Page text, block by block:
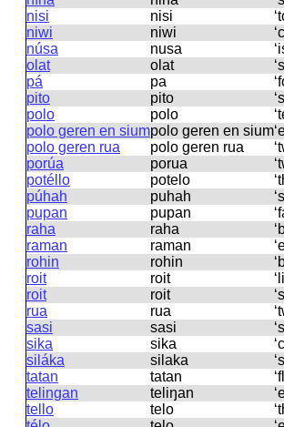
nisi
nisi
niwi
niwi
núsa
nusa
olat
olat
pá
pa
pito
pito
polo
polo
polo geren en siumpolo ɡeren en sium
polo geren rua
polo ɡeren rua
porúa
porua
potéllo
potelo
púhah
puhah
pupan
pupan
raha
raha
raman
raman
rohin
rohin
roit
roit
roit
roit
rua
rua
sasi
sasi
sika
sika
siláka
silaka
tatan
tatan
telingan
teliŋan
tello
telo